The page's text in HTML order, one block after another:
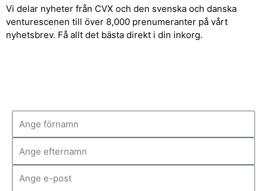
Vi delar nyheter från CVX och den svenska och danska
venturescenen till över 8,000 prenumeranter på vårt
nyhetsbrev. Få allt det bästa direkt i din inkorg.
mail